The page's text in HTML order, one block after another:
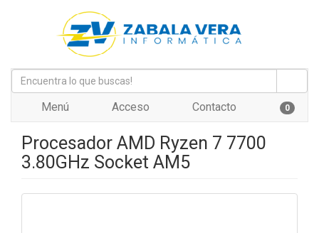
Menú Acceso Contacto 0
Procesador AMD Ryzen 7 7700
3.80GHz Socket AM5